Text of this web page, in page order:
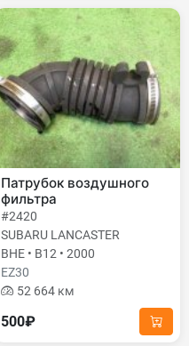
Патрубок воздушного
фильтра
#2420
SUBARU LANCASTER
BHE • B12 • 2000
EZ30
52 664 км
500₽